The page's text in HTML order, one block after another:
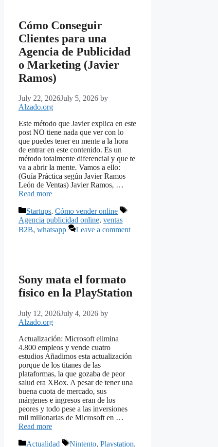
Cómo Conseguir
Clientes para una
Agencia de Publicidad
o Marketing (Javier
Ramos)
July 22, 2026July 5, 2026 by
Alzado.org
Este método que Javier explica en este
post NO tiene nada que ver con lo
que puedes tener en mente a la hora
de entrar en este contenido. Es un
método totalmente diferencial y que te
va a abrir la mente. Vamos a ello:
(Guía Práctica según Javier Ramos –
León de Ventas) Javier Ramos, …
Read more
Categories
Startups, Cómo vender online
Tags
Agencia publicidad online, ventas
B2B, whatsapp Leave a comment
Sony mata el formato
físico en la PlayStation
July 12, 2026July 4, 2026 by
Alzado.org
Actualización: Microsoft elimina
4.800 empleos y vende cuatro
estudios Añadimos esta actualización
porque de los titanes de las
plataformas, la que gozaba de peor
salud era XBox. A pesar de tener una
buena cuota de mercado, sus
márgenes e ingresos eran de los
peores y todo pese a las inversiones
mil millonarias de Microsoft en …
Read more
Categories
Actualidad Tags
Nintento, Playstation,